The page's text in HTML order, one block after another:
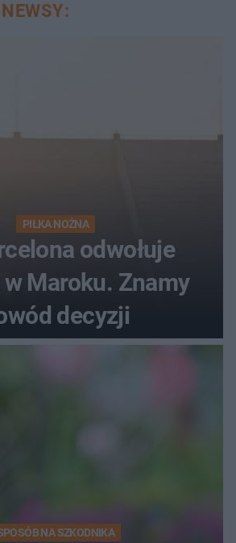
PIŁKA NOŻNA
odwołuje
Maroku. Znamy
decyzji
NA SZKODNIKA